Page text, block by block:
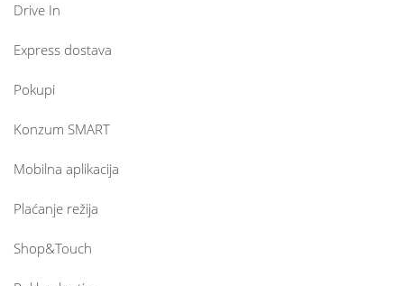
Drive In
Express dostava
Pokupi
Konzum SMART
Mobilna aplikacija
Plaćanje režija
Shop&Touch